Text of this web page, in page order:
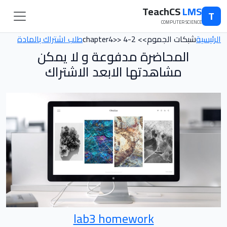
T
TeachCSLMS
COMPUTER SCIENCE
الرئيسيةشبكات الجموم>> chapter4>> 4-2 طلب اشتراك بالمادة
المحاضرة مدفوعة و لا يمكن
مشاهدتها الابعد الاشتراك
lab3 homework